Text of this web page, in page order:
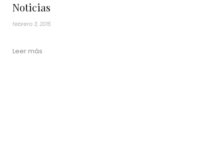
Noticias
febrero 3, 2015
Leer más